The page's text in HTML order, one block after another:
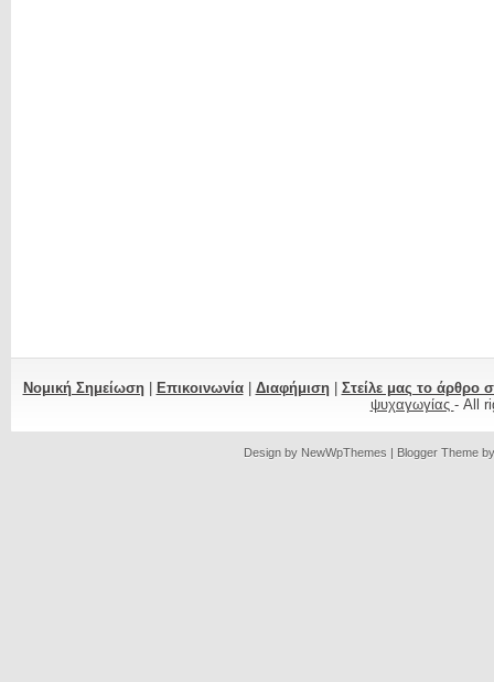
Νομική Σημείωση| Επικοινωνία| Διαφήμιση| Στείλε μας το άρθρο
ψυχαγωγίας - All
Design by NewWpThemes | Blogger Theme